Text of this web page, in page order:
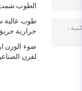
الطوب
طوب عالية
حرارية
ضوء الوزن
لفرن